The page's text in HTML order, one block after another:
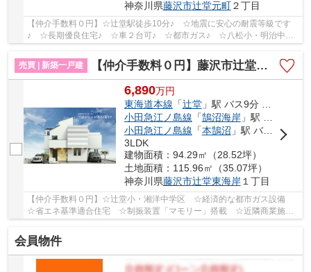
神奈川県藤沢市辻堂元町２丁目
【仲介手数料０円】☆辻堂駅徒歩10分♪ ☆地震に安心の耐震等級です
♪ ☆長期優良住宅♪ ☆車２台可♪ ☆都市ガス♪ ☆八松小・明治中学
売買 | 新築一戸建
【仲介手数料０円】藤沢市辻堂東海岸1丁目 新築一戸建て 全3棟
6,890万円
東海道本線 「辻堂」駅 バス9分 「辻堂東海岸」 停歩2分
小田急江ノ島線 「鵠沼海岸」駅 徒歩24分
小田急江ノ島線 「本鵠沼 」駅 バス2分 「鵠沼運動公園前」 停歩15分
3LDK
建物面積：94.29㎡（28.52坪）
土地面積：115.96㎡（35.07坪）
神奈川県藤沢市辻堂東海岸１丁目
【仲介手数料０円】☆辻堂小・湘洋中学区 ☆経済的な都市ガス設備
☆省エネ基準適合住宅 ☆制振装置「マモリー」搭載 ☆近隣商業施設
会員物件